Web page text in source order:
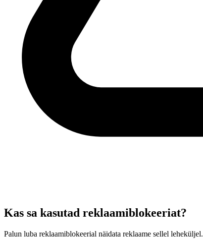
Kas sa kasutad reklaamiblokeeriat?
Palun luba reklaamiblokeerial näidata reklaame sellel leheküljel.